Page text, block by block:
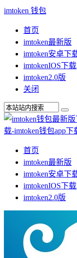
imtoken 钱包
首页
imtoken最新版
imtoken安卓下
imtokenIOS下载
imtoken2.0版
关闭
首页
imtoken最新版
imtoken安卓下
imtokenIOS下载
imtoken2.0版